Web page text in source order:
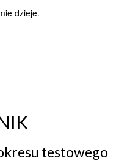
dzieje.
testowego